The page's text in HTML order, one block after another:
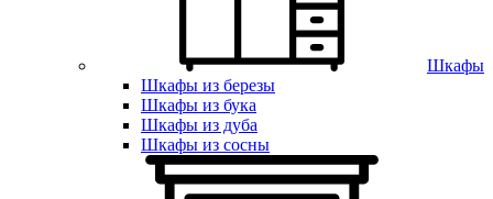
Шкафы
Шкафы из березы
Шкафы из бука
Шкафы из дуба
Шкафы из сосны